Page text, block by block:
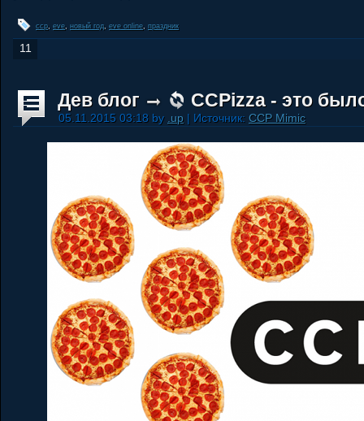
ccp, eve, новый год, eve online, праздник
11
Дев блог CCPizza - это
05.11.2015 03:18 by .up | Источник: CCP Mimic